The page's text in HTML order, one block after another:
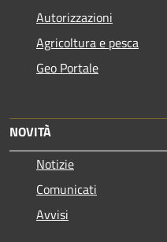
Autorizzazioni
Agricoltura e pesca
Geo Portale
NOVITÀ
Notizie
Comunicati
Avvisi